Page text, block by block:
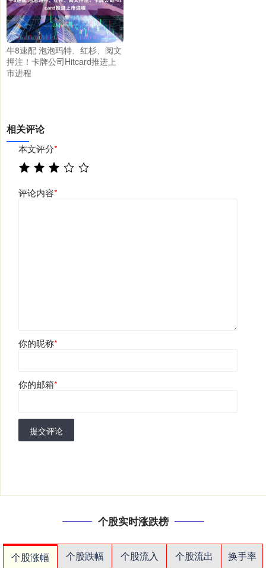
牛8速配 泡泡玛特、红杉、阅文
押注！卡牌公司Hitcard推进上
市进程
相关评论
本文评分*
评论内容*
你的昵称*
你的邮箱*
提交评论
个股实时涨跌榜
个股涨幅 个股跌幅 个股流入 个股流出
换手率